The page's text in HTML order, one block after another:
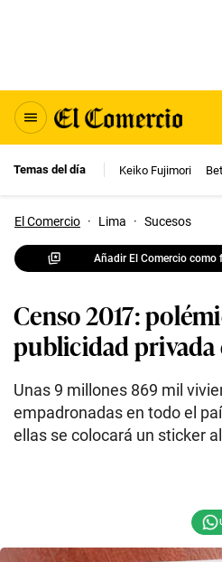
Temas del día Keiko Fujimori
El Comercio · Lima · Sucesos
Añadir El Comercio como
Censo 2017:
publicidad privada
Unas 9 millones 869 mil
empadronadas en todo el
ellas se colocará un sticker